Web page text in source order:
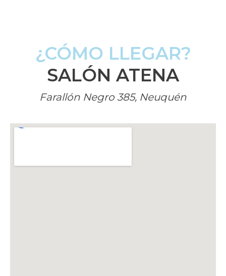
¿CÓMO LLEGAR?
SALÓN ATENA
Farallón Negro 385, Neuquén